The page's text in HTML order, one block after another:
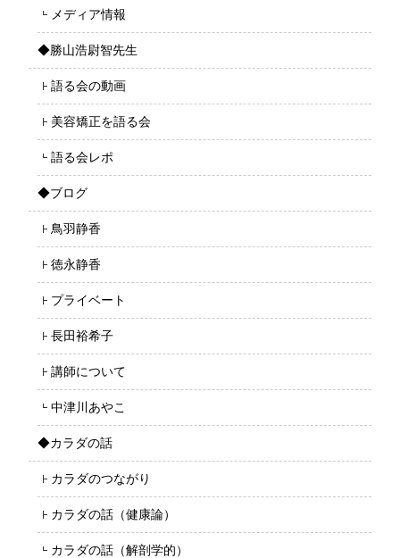
メディア情報
◆勝山浩尉智先生
語る会の動画
美容矯正を語る会
語る会レポ
◆ブログ
鳥羽静香
徳永静香
プライベート
長田裕希子
講師について
中津川あやこ
◆カラダの話
カラダのつながり
カラダの話（健康論）
カラダの話（解剖学的）